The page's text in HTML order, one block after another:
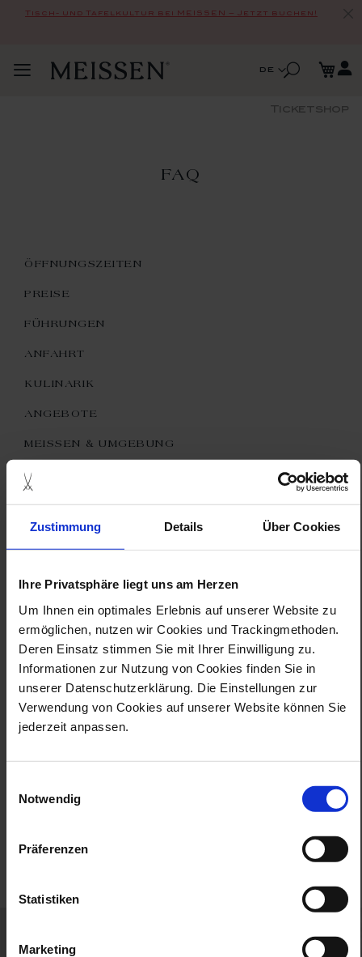
Zustimmung Details Über Cookies
Ihre Privatsphäre liegt uns am Herzen
Um Ihnen ein optimales Erlebnis auf unserer Website zu
ermöglichen, nutzen wir Cookies und Trackingmethoden.
Deren Einsatz stimmen Sie mit Ihrer Einwilligung zu.
Informationen zur Nutzung von Cookies finden Sie in
unserer Datenschutzerklärung. Die Einstellungen zur
Verwendung von Cookies auf unserer Website können Sie
jederzeit anpassen.
Notwendig
Präferenzen
Statistiken
Marketing
Tisch- und Tafelkultur bei MEISSEN – Jetzt buchen!
Inhalt
Navigation
Sprache
de
Ticketshop
Suche
FAQ
ÖFFNUNGSZEITEN
PREISE
FÜHRUNGEN
ANFAHRT
KULINARIK
ANGEBOTE
MEISSEN & UMGEBUNG
Weitere empfehlenswerte Sehenswürdigkeiten sind
Genießen Sie die Qualitätsweine von den Hängen des
gibt die Tourist-Information Meißen.
Tel.: +49.3521 4194-0
Fax: +49.3521 4194-19
E-Mail:Tourismus@stadt-meissen.de
https://www.touristinfo-meissen.de/tourist-
information.html
kann ich bei ihnen ein taxi
bestellen?
Ihre Weiterreise.